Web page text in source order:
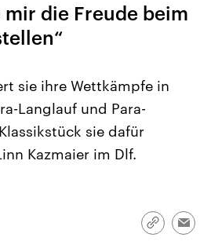
Anhalt
6.
USA
Aktuelle Beiträge,
den mächtigsten Ländern
mit großem Einfluss auf
aktuelle Weltgeschehen.
mir die Freude beim
sie ihre Wettkämpfe in
Langlauf und Para-
sie dafür
Kazmaier im Dlf.
Link